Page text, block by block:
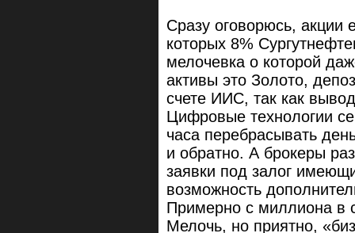
Сразу оговорюсь, акции
которых 8%
мелочевка о которой
активы это Золото,
счете ИИС, так как
Цифровые технологии
часа перебрасывать
и обратно. А брокеры
заявки под залог
возможность
Примерно с миллиона в
Мелочь, но приятно,